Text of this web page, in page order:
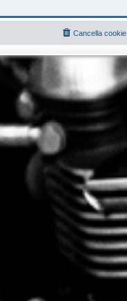
Cancella cookie